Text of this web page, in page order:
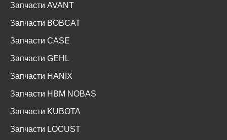
Запчасти AVANT
Запчасти BOBCAT
Запчасти CASE
Запчасти GEHL
Запчасти HANIX
Запчасти HBM NOBAS
Запчасти KUBOTA
Запчасти LOCUST